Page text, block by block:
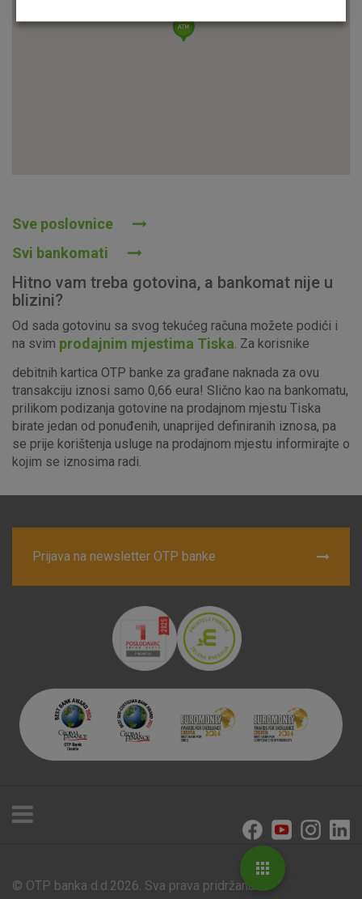
Sve poslovnice
Svi bankomati
Hitno vam treba gotovina, a bankomat nije u
blizini?
Od sada gotovinu sa svog tekućeg računa možete podići i
na svim prodajnim mjestima Tiska . Za korisnike
debitnih kartica OTP banke za građane naknada za ovu
transakciju iznosi samo 0,66 eura! Slično kao na bankomatu,
prilikom podizanja gotovine na prodajnom mjestu Tiska
birate jedan od ponuđenih, unaprijed definiranih iznosa, pa
se prije korištenja usluge na prodajnom mjestu informirajte o
kojim se iznosima radi.
Prijava na newsletter OTP banke
Poslovnice i bankomati
© OTP banka d.d.2026. Sva prava pridržana.
Ovi kolačići nužni su za funkcioniranje internetske stranice i
postavljaju kao odgovor na vaše radnje koje uključuju zahtjev
za uslugama, kao što su postavke kolačića. Svoj preglednik
o njima, ali u tom slučaju neki dijelovi stranice neće raditi. Ti
kolačići ne pohranjuju nikakve informacije koje bi vas mogle
identificirati.
Detaljnije informacije o kolačićima